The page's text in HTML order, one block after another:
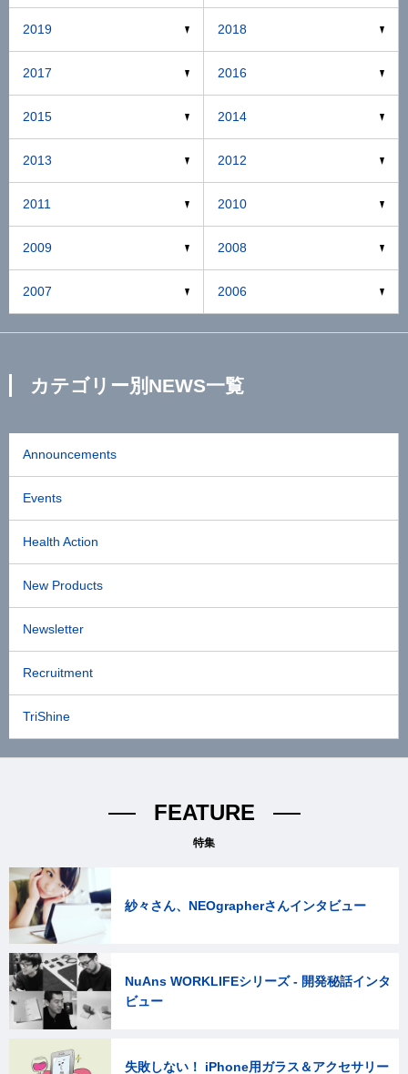
2019 2018
2017 2016
2015 2014
2013 2012
2011 2010
2009 2008
2007 2006
カテゴリー別NEWS一覧
Announcements
Events
Health Action
New Products
Newsletter
Recruitment
TriShine
FEATURE
特集
紗々さん、NEOgrapherさんインタビュー
NuAns WORKLIFEシリーズ - 開発秘話インタ
ビュー
失敗しない！ iPhone用ガラス＆アクセサリー